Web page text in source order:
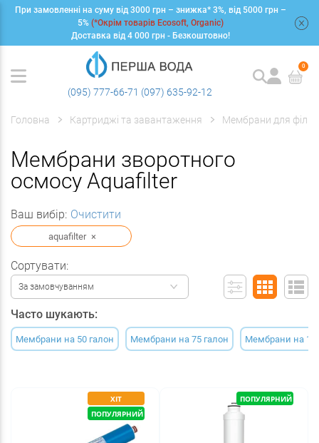
При замовленні на суму від 3000 грн – знижка* 3%, від 5000 грн –
5% (*Окрім товарів Ecosoft, Organic)
Доставка від 4 000 грн - Безкоштовно!
(095) 777-66-71 (097) 635-92-12
0
Головна Картриджі та завантаження Мембрани для
Мембрани зворотного
осмосу Aquafilter
Ваш вибір: Очистити
aquafilter ×
Сортувати:
За замовчуванням
Часто шукають:
Мембрани на 50 галон Мембрани на 75 галон Мембрани на
ХІТ
ПОПУЛЯРНИЙ
ПОПУЛЯРНИЙ